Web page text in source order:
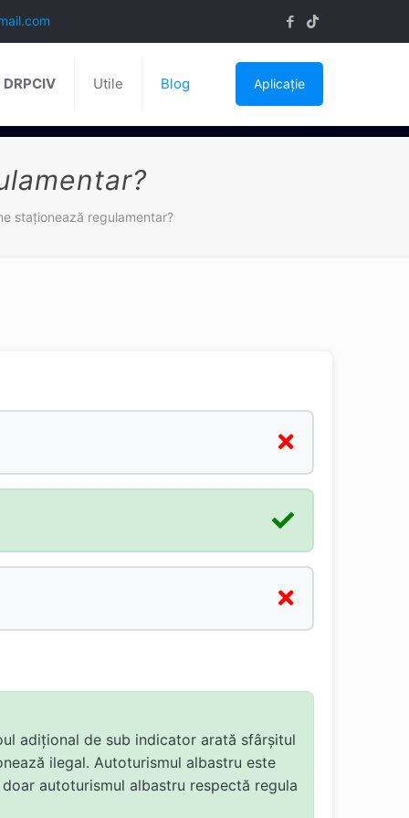
Utile Blog Aplicație
staţionează regulamentar?
adițional de sub indicator arată sfârșitul
ilegal. Autoturismul albastru este
autoturismul albastru respectă regula